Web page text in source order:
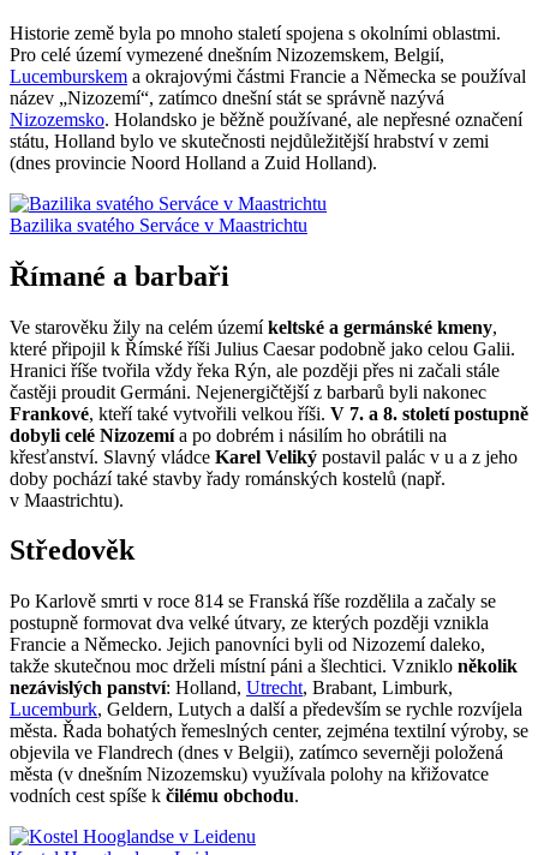
Historie země byla po mnoho staletí spojena s okolními oblastmi.
Pro celé území vymezené dnešním Nizozemskem, Belgií,
Lucemburskem a okrajovými částmi Francie a Německa se používal
název „Nizozemí“, zatímco dnešní stát se správně nazývá
Nizozemsko. Holandsko je běžně používané, ale nepřesné označení
státu, Holland bylo ve skutečnosti nejdůležitější hrabství v zemi
(dnes provincie Noord Holland a Zuid Holland).
Bazilika svatého Serváce v Maastrichtu
Římané a barbaři
Ve starověku žily na celém územíkeltské a germánské kmeny,
které připojil k Římské říši Julius Caesar podobně jako celou Galii.
Hranici říše tvořila vždy řeka Rýn, ale později přes ni začali stále
častěji proudit Germáni. Nejenergičtější z barbarů byli nakonec
Frankové, kteří také vytvořili velkou říši. V 7. a 8. století postupně
dobyli celé Nizozemía po dobrém i násilím ho obrátili na
křesťanství. Slavný vládce Karel Veliký postavil palác v u a z jeho
doby pochází také stavby řady románských kostelů (např.
v Maastrichtu).
Středověk
Po Karlově smrti v roce 814 se Franská říše rozdělila a začaly se
postupně formovat dva velké útvary, ze kterých později vznikla
Francie a Německo. Jejich panovníci byli od Nizozemí daleko,
takže skutečnou moc drželi místní páni a šlechtici. Vzniklo několik
nezávislých panství: Holland, Utrecht, Brabant, Limburk,
Lucemburk, Geldern, Lutych a další a především se rychle rozvíjela
města. Řada bohatých řemeslných center, zejména textilní výroby, se
objevila ve Flandrech (dnes v Belgii), zatímco severněji položená
města (v dnešním Nizozemsku) využívala polohy na křižovatce
vodních cest spíše k čilému obchodu.